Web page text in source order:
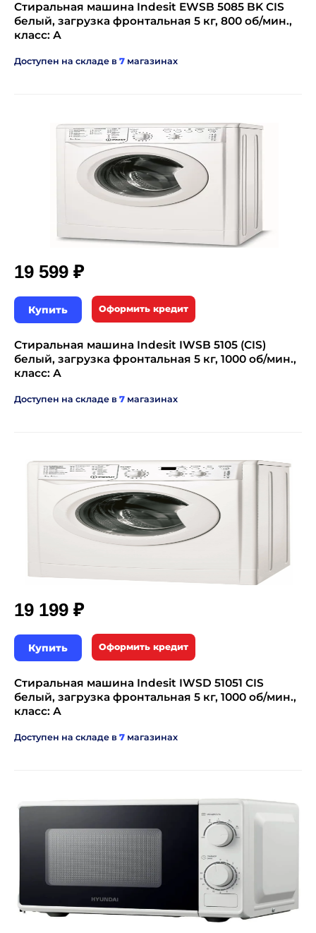
Стиральная машина Indesit EWSB 5085 BK CIS
белый, загрузка фронтальная 5 кг, 800 об/мин.,
класс: А
Доступен на складе в 7 магазинах
19 599 ₽
Купить Оформить кредит
Стиральная машина Indesit IWSB 5105 (CIS)
белый, загрузка фронтальная 5 кг, 1000 об/мин.,
класс: А
Доступен на складе в 7 магазинах
19 199 ₽
Купить Оформить кредит
Стиральная машина Indesit IWSD 51051 CIS
белый, загрузка фронтальная 5 кг, 1000 об/мин.,
класс: А
Доступен на складе в 7 магазинах